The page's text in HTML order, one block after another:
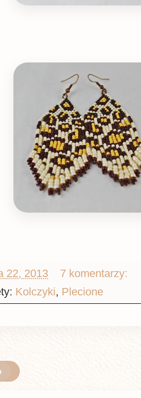
22, 2013
7 komentarzy:
Kolczyki, Plecione